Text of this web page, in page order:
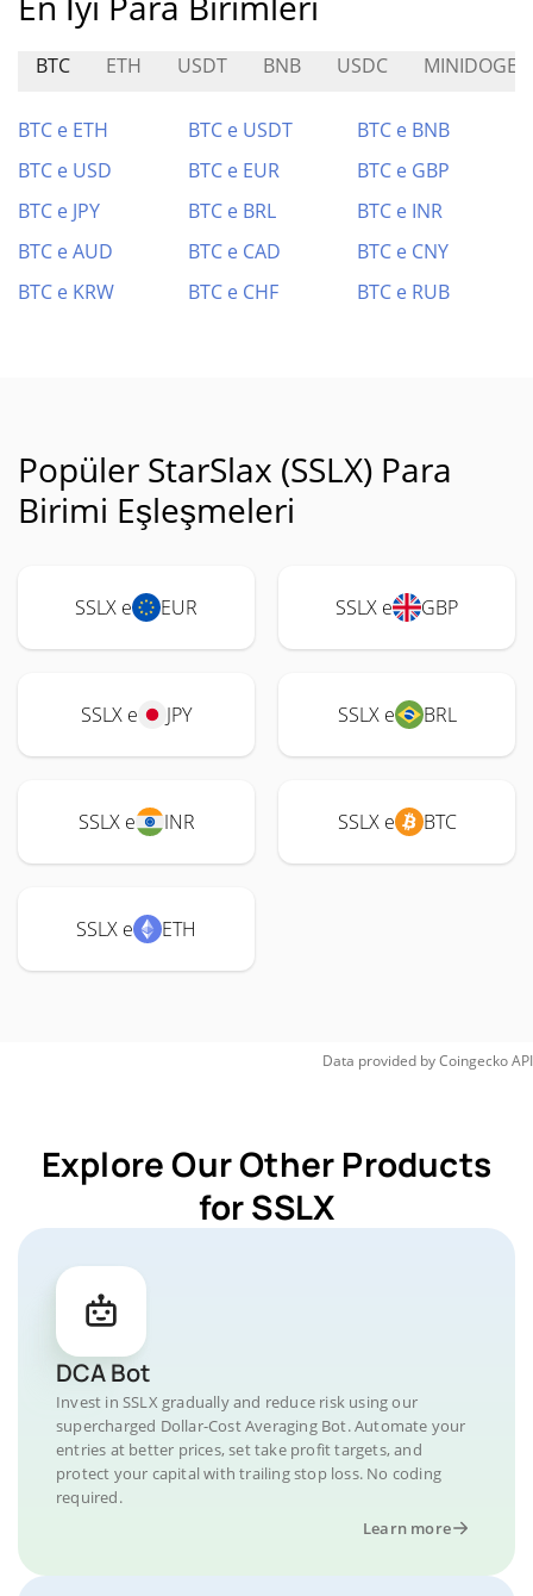
BTC ETH USDT BNB USDC MINIDOGE
BTC e ETH BTC e USDT
BTC e BNB
BTC e USD
BTC e EUR
BTC e GBP
BTC e JPY
BTC e BRL
BTC e INR
BTC e AUD
BTC e CAD
BTC e CNY
BTC e KRW
BTC e CHF BTC e RUB
Popüler StarSlax (SSLX) Para
Birimi Eşleşmeleri
SSLX e EUR SSLX e GBP
SSLX e JPY SSLX e BRL
SSLX e INR SSLX e BTC
SSLX e ETH
Data provided byCoingeckoAPI
Explore Our Other Products
for SSLX
DCA Bot
Invest in SSLX gradually and reduce risk using our
supercharged Dollar-Cost Averaging Bot. Automate your
entries at better prices, set take profit targets, and
protect your capital with trailing stop loss. No coding
required.
Learn more